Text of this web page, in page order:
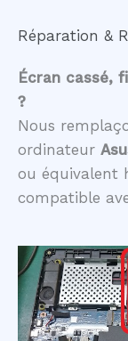
Réparation &
Écran cassé,
?
Nous
ordinateur
ou équivalent
compatible